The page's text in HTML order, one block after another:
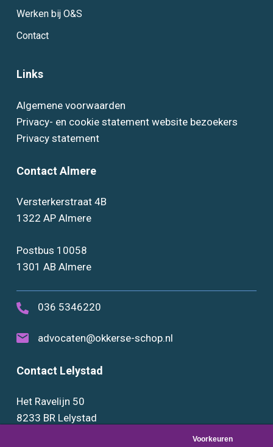
Werken bij O&S
Contact
Links
Algemene voorwaarden
Privacy- en cookie statement website bezoekers
Privacy statement
Contact Almere
Versterkerstraat 4B
1322 AP Almere
Postbus 10058
1301 AB Almere
036 5346220
advocaten@okkerse-schop.nl
Contact Lelystad
Het Ravelijn 50
8233 BR Lelystad